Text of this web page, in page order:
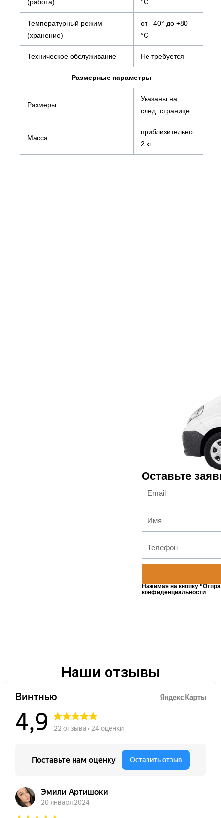
(работа) °C
Температурный режим
(хранение)
от –40° до +80
°C
Техническое обслуживание Не требуется
Размерные параметры
Размеры
Указаны на
след. странице
Масса
приблизительно
2 кг
Оставьте
Нажимая на кнопку
конфиденциальности
Наши отзывы